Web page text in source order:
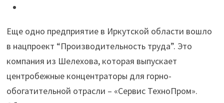
из
стал
участником
нацпроекта
«Производительность
труда»"
Еще одно предприятие в Иркутской области вошло
в нацпроект “Производительность труда”. Это
компания из Шелехова, которая выпускает
центробежные концентраторы для горно-
обогатительной отрасли – «Сервис ТехноПром».